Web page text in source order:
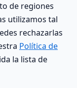
de regiones
utilizamos tal
rechazarlas
Política de
la lista de